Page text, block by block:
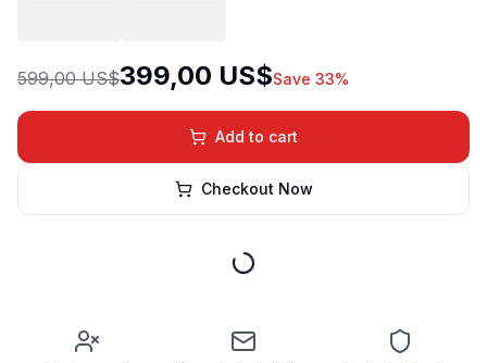
599,00 US$399,00 US$Save 33%
Add to cart
Checkout Now